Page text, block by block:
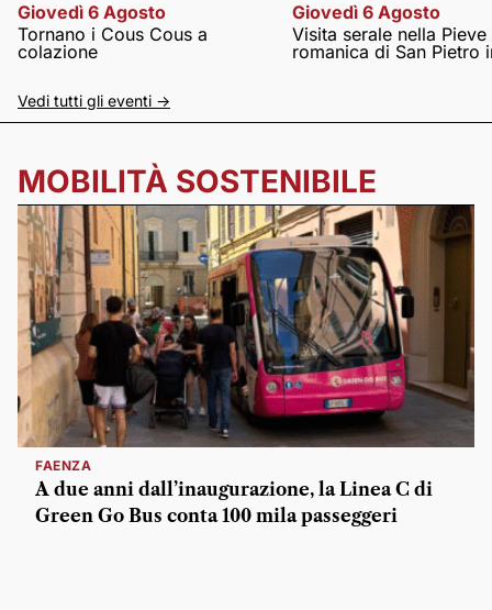
Giovedì 6 Agosto
Tornano i Cous Cous a
colazione
Giovedì 6 Agosto
Visita serale nella Pieve
romanica di San Pietro
Vedi tutti gli eventi ->
MOBILITÀ SOSTENIBILE
FAENZA
A due anni dall’inaugurazione, la Linea C di
Green Go Bus conta 100 mila passeggeri